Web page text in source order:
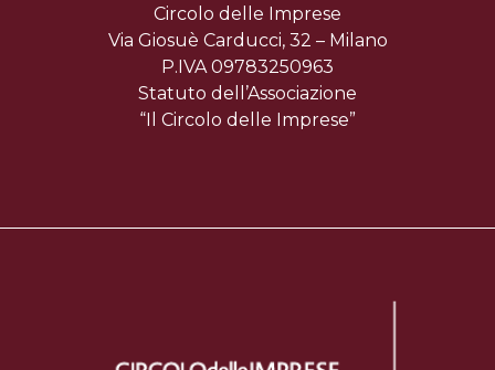
Circolo delle Imprese
Via Giosuè Carducci, 32 – Milano
P.IVA 09783250963
Statuto dell’Associazione
“Il Circolo delle Imprese”